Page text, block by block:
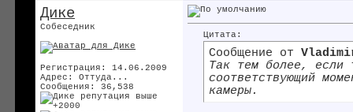
Дике
Собеседник
Регистрация: 14.06.2009
Адрес: Оттуда...
Сообщения: 36,538
Цитата:
Сообщение от
Так тем более, если
соответствующий
камеры.